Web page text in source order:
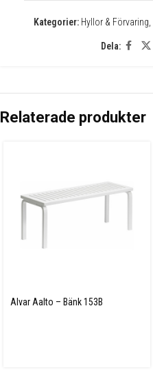
Kategorier: Hyllor & Förvaring,
Dela:
Relaterade produkter
Alvar Aalto – Bänk 153B